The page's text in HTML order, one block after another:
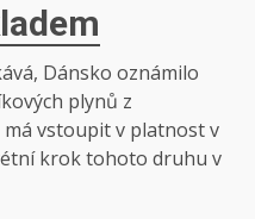
Dánsko oznámilo
plynů z
vstoupit v platnost v
krok tohoto druhu v